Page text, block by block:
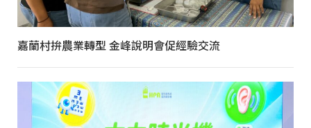
嘉蘭村拚農業轉型 金峰說明會促經驗交流